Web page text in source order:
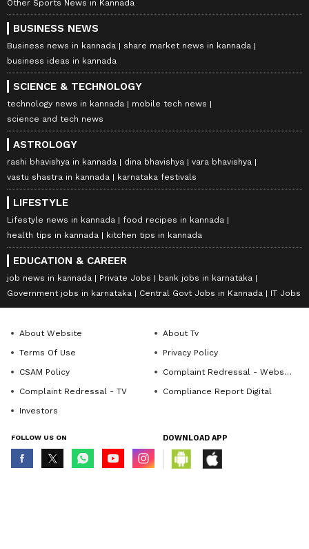
Other Sports News in Kannada
BUSINESS NEWS
Business news in kannada
share market news in kannada
business ideas in kannada
SCIENCE & TECHNOLOGY
technology news in kannada
mobile tech news
science and tech news
ASTROLOGY
rashi bhavishya in kannada dina bhavishya
vara bhavishya
vastu shastra in kannada
karnataka festivals
LIFESTYLE
Lifestyle news in kannada
food recipes in kannada
health tips in kannada
kitchen tips in kannada
EDUCATION & CAREER
job news in kannada Private Jobs
bank jobs in karnataka
Government jobs in karnataka
Central Govt Jobs in Kannada IT Jobs
About Website
About Tv
Terms Of Use
Privacy Policy
CSAM Policy
Complaint Redressal - Website
Complaint Redressal - TV
Compliance Report Digital
Investors
FOLLOW US ON DOWNLOAD APP